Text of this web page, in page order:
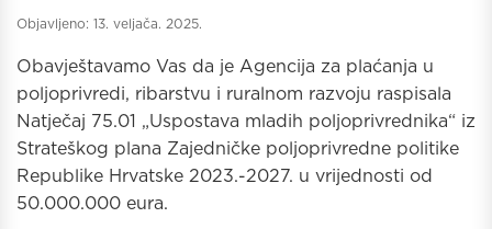
Objavljeno: 13. veljača. 2025.
Obavještavamo Vas da je Agencija za plaćanja u
poljoprivredi, ribarstvu i ruralnom razvoju raspisala
Natječaj 75.01 „Uspostava mladih poljoprivrednika“ iz
Strateškog plana Zajedničke poljoprivredne politike
Republike Hrvatske 2023.-2027. u vrijednosti od
50.000.000 eura.